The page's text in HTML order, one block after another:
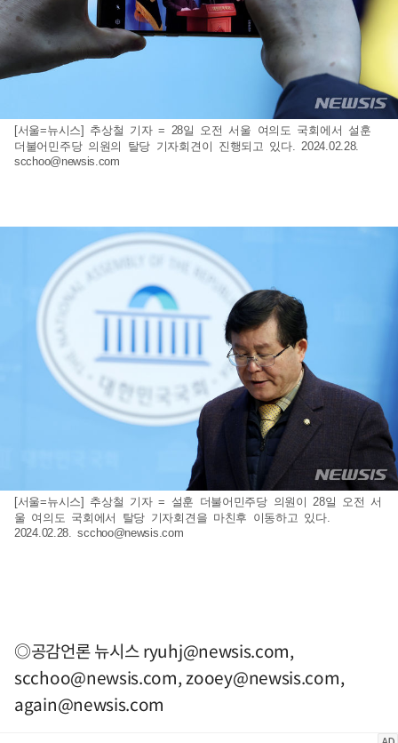
[서울=뉴시스] 추상철 기자 = 28일 오전 서울 여의도 국회에서 설훈
더불어민주당 의원의 탈당 기자회견이 진행되고 있다. 2024.02.28.
scchoo@newsis.com
[서울=뉴시스] 추상철 기자 = 설훈 더불어민주당 의원이 28일 오전 서
울 여의도 국회에서 탈당 기자회견을 마친후 이동하고 있다.
2024.02.28.scchoo@newsis.com
◎공감언론 뉴시스ryuhj@newsis.com,
scchoo@newsis.com,zooey@newsis.com,
again@newsis.com